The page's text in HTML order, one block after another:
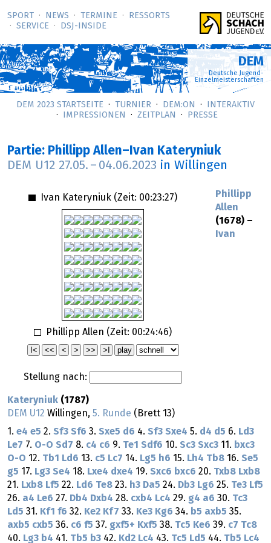
SPORT NEWS TERMINE
RESSORTS
SERVICE
DSJ-­INSIDE
DEM
Deutsche Jugend-
Einzelmeisterschaften
DEM 2023 STARTSEITE TURNIER DEM:ON
INTERAKTIV
IMPRESSIONEN
ZEITPLAN PRESSE
Partie: Phillipp Allen–Ivan Kateryniuk
DEM U12 27.05. – 04.06.2023 in Willingen
Ivan Kateryniuk (Zeit: 00:23:27)
Phillipp Allen (Zeit: 00:24:46)
Stellung nach:
Phillipp
Allen
(1678) –
Ivan
Kateryniuk (1787)
DEM U12 Willingen, 5. Runde (Brett 13)
1. e4 e5 2. Sf3 Sf6 3. Sxe5 d6 4. Sf3 Sxe4 5. d4 d5 6. Ld3
Le7 7. O-O Sd7 8. c4 c6 9. Te1 Sdf6 10. Sc3 Sxc3 11. bxc3
O-O 12. Tb1 Ld6 13. c5 Lc7 14. Lg5 h6 15. Lh4 Tb8 16. Se5
g5 17. Lg3 Se4 18. Lxe4 dxe4 19. Sxc6 bxc6 20. Txb8 Lxb8
21. Lxb8 Lf5 22. Ld6 Te8 23. h3 Da5 24. Db3 Lg6 25. Te3 Lf5
26. a4 Le6 27. Db4 Dxb4 28. cxb4 Lc4 29. g4 a6 30. Tc3
Ld5 31. Kf1 f6 32. Ke2 Kf7 33. Ke3 Kg6 34. b5 axb5 35.
axb5 cxb5 36. c6 f5 37. gxf5+ Kxf5 38. Tc5 Ke6 39. c7 Tc8
40. Lg3 b4 41. Tb5 b3 42. Kd2 Lc4 43. Tc5 Ld5 44. Tb5 Lc4